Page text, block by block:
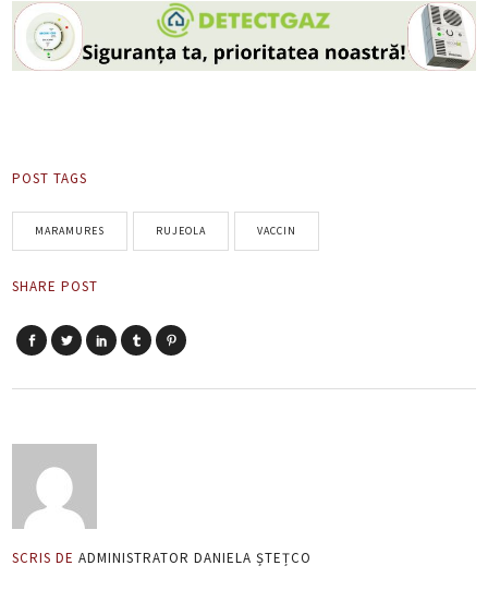
POST TAGS
MARAMURES RUJEOLA VACCIN
SHARE POST
SCRIS DE ADMINISTRATOR DANIELA ȘTEȚCO